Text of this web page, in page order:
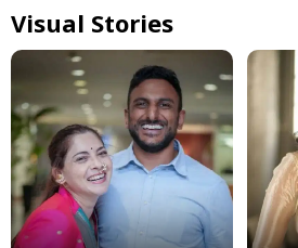
Visual Stories